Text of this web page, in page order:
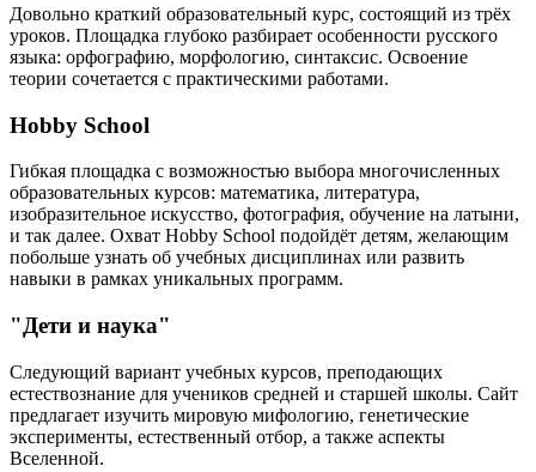
Довольно краткий образовательный курс, состоящий из трёх
уроков. Площадка глубоко разбирает особенности русского
языка: орфографию, морфологию, синтаксис. Освоение
теории сочетается с практическими работами.
Hobby School
Гибкая площадка с возможностью выбора многочисленных
образовательных курсов: математика, литература,
изобразительное искусство, фотография, обучение на латыни,
и так далее. Охват Hobby School подойдёт детям, желающим
побольше узнать об учебных дисциплинах или развить
навыки в рамках уникальных программ.
"Дети и наука"
Следующий вариант учебных курсов, преподающих
естествознание для учеников средней и старшей школы. Сайт
предлагает изучить мировую мифологию, генетические
эксперименты, естественный отбор, а также аспекты
Вселенной.